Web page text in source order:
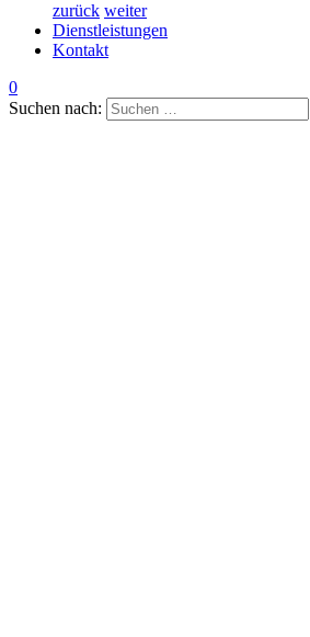
zurück weiter
Dienstleistungen
Kontakt
0
Suchen nach: